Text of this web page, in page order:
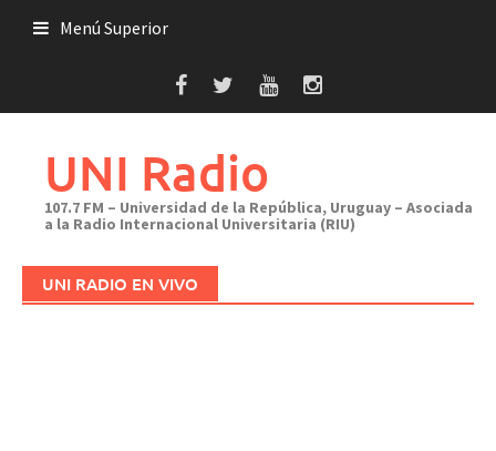
Menú Superior
UNI Radio
107.7 FM – Universidad de la República, Uruguay – Asociada
a la Radio Internacional Universitaria (RIU)
UNI RADIO EN VIVO